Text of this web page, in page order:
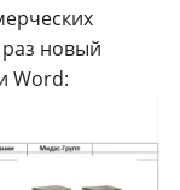
новый
Word: